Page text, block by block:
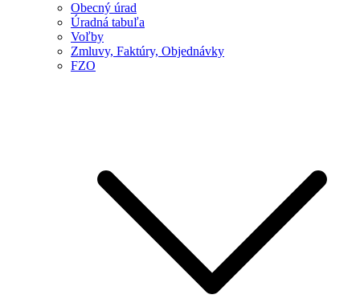
Obecný úrad
Úradná tabuľa
Voľby
Zmluvy, Faktúry, Objednávky
FZO